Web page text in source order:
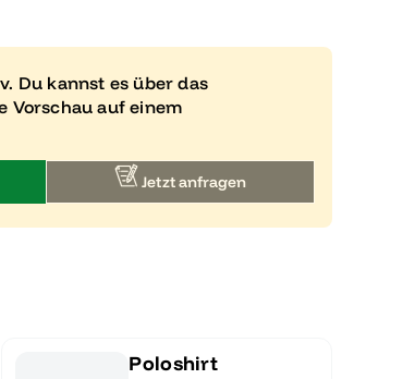
Du kannst es über das
Vorschau auf einem
Jetzt anfragen
Poloshirt